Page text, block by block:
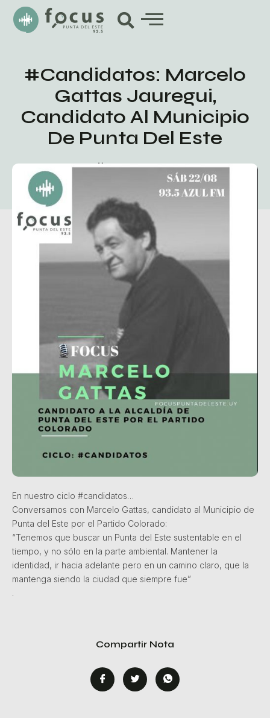
#Candidatos: Marcelo
Gattas Jauregui,
Candidato Al Municipio
De Punta Del Este
agosto 24, 2020
En nuestro ciclo #candidatos…
Conversamos con Marcelo Gattas, candidato al Municipio de
Punta del Este por el Partido Colorado:
“Tenemos que buscar un Punta del Este sustentable en el
tiempo, y no sólo en la parte ambiental. Mantener la
identidad, ir hacia adelante pero en un camino claro, que la
mantenga siendo la ciudad que siempre fue”
.
Compartir Nota